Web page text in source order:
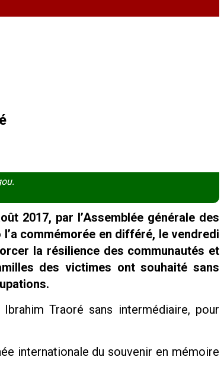
2017, par l’Assemblée générale des
commémorée en différé, le vendredi
la résilience des communautés et
des victimes ont souhaité sans
Traoré sans intermédiaire, pour
internationale du souvenir en mémoire